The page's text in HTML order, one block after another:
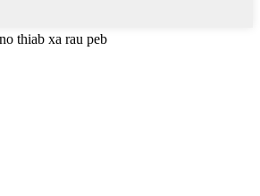
thiab xa rau peb